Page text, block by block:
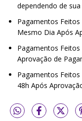
dependendo de
Pagamentos
Mesmo Dia Após
Pagamentos
Aprovação de
Pagamentos
48h Após